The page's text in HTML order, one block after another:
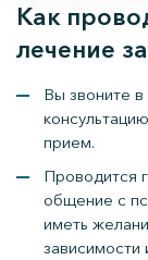
Как
лечение
Вы звоните
прием.
Проводится
общение с
иметь
зависимости